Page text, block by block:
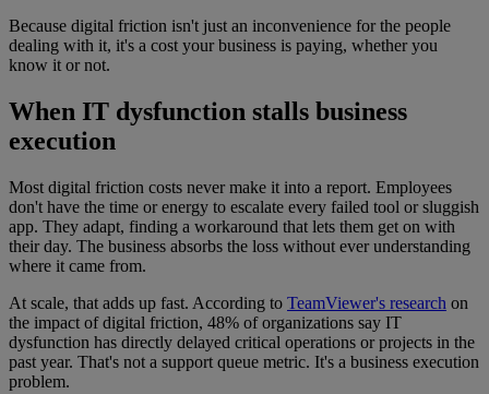
Because digital friction isn't just an inconvenience for the people
dealing with it, it's a cost your business is paying, whether you
know it or not.
When IT dysfunction stalls business
execution
Most digital friction costs never make it into a report. Employees
don't have the time or energy to escalate every failed tool or sluggish
app. They adapt, finding a workaround that lets them get on with
their day. The business absorbs the loss without ever understanding
where it came from.
At scale, that adds up fast. According to TeamViewer's research on
the impact of digital friction, 48% of organizations say IT
dysfunction has directly delayed critical operations or projects in the
past year. That's not a support queue metric. It's a business execution
problem.